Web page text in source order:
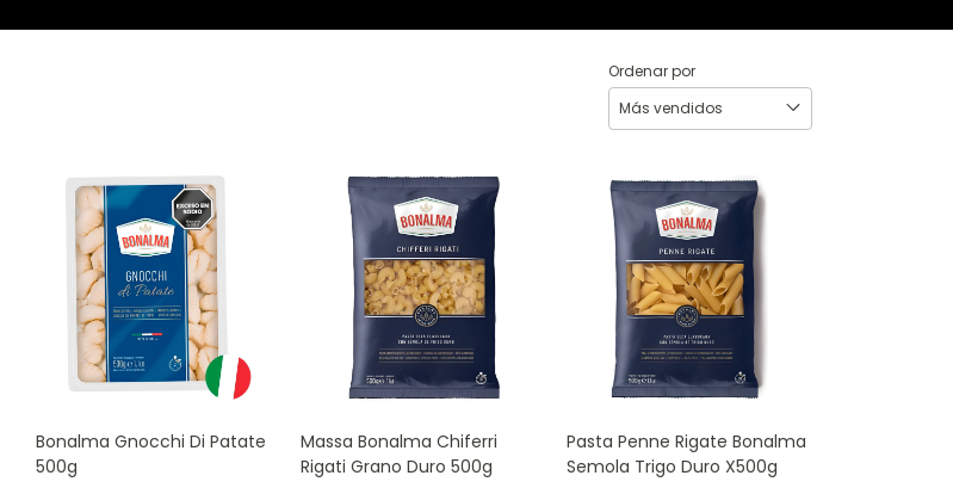
Ordenar por
Bonalma Gnocchi Di Patate
500g
Massa Bonalma Chiferri
Rigati Grano Duro 500g
Pasta Penne Rigate Bonalma
Semola Trigo Duro X500g